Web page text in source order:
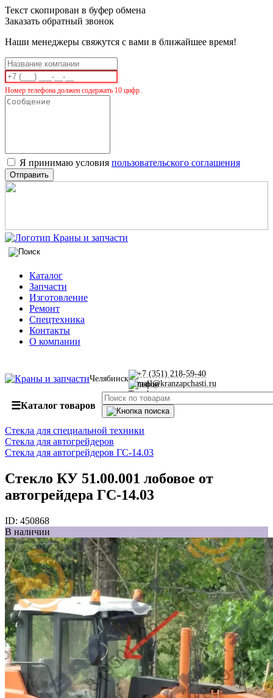
Текст скопирован в буфер обмена
Заказать обратный звонок
Наши менеджеры свяжутся с вами в ближайшее время!
Номер телефона должен содержать 10 цифр.
Я принимаю условия пользовательского соглашения
Отправить
Каталог
Запчасти
Изготовление
Ремонт
Спецтехника
Контакты
О компании
Челябинск
+7 (351) 218-59-40
mail@kranzapchasti.ru
☰Каталог товаров
Стекла для специальной техники
Стекла для автогрейдеров
Стекла для автогрейдеров ГС-14.03
Стекло КУ 51.00.001 лобовое от
автогрейдера ГС-14.03
ID: 450868
В наличии